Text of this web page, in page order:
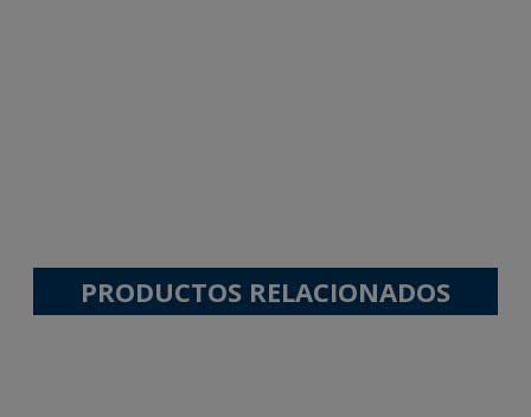
PRODUCTOS RELACIONADOS